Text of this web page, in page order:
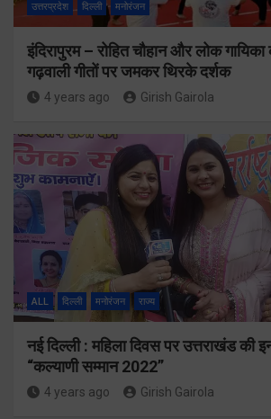
उत्तरप्रदेश दिल्ली मनोरंजन
इंदिरापुरम – रोहित चौहान और लोक
गढ़वाली गीतों पर जमकर थिरके दर्शक
4 years ago Girish Gairola
ALL दिल्ली मनोरंजन राज्य
नई दिल्ली : महिला दिवस पर उत्तराखंड की
“कल्याणी सम्मान 2022”
4 years ago Girish Gairola